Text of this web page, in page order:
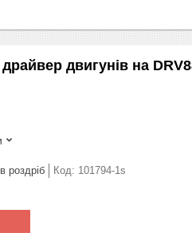
двигунів на
роздріб Код: 101794-1s